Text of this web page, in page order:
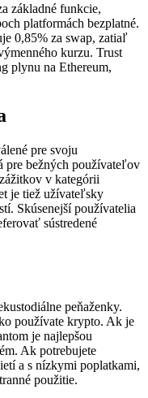
základné funkcie,
platformách bezplatné.
0,85% za swap, zatiaľ
kurzu. Trust
plynu na Ethereum,
pre svoju
pre bežných používateľov
v kategórii
je tiež užívateľsky
Skúsenejší používatelia
sústredené
peňaženky.
používate krypto. Ak je
je najlepšou
Ak potrebujete
a s nízkymi poplatkami,
použitie.